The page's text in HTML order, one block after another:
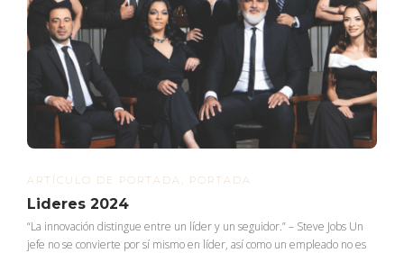
ARTÍCULO DE PORTADA PORTADA
Lideres 2024
“La innovación distingue entre un líder y un seguidor.” – Steve Jobs Un
jefe no se convierte por sí mismo en líder, así como un empleado no es